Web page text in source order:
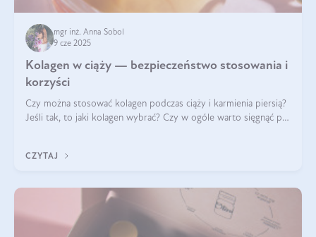
mgr inż. Anna Sobol
9 cze 2025
Kolagen w ciąży — bezpieczeństwo stosowania i
korzyści
Czy można stosować kolagen podczas ciąży i karmienia piersią?
Jeśli tak, to jaki kolagen wybrać? Czy w ogóle warto sięgnąć po
CZYTAJ